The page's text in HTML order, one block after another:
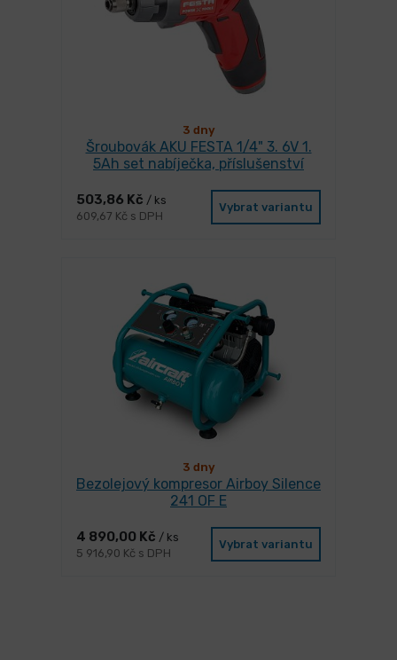
3 dny
Šroubovák AKU FESTA 1/4" 3. 6V 1.
5Ah set nabíječka, příslušenství
503,86 Kč / ks
609,67 Kč s DPH
Vybrat variantu
3 dny
Bezolejový kompresor Airboy Silence
241 OF E
4 890,00 Kč / ks
5 916,90 Kč s DPH
Vybrat variantu